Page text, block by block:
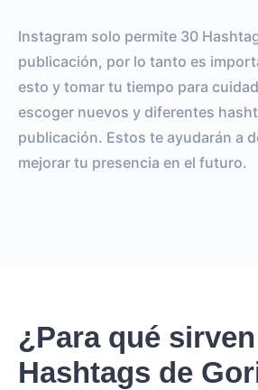
Instagram solo permite 30
publicación, por lo tanto es
esto y tomar tu tiempo para
escoger nuevos y diferentes
publicación. Estos te ayudarán a
mejorar tu presencia en el futuro.
¿Para qué
Hashtags de